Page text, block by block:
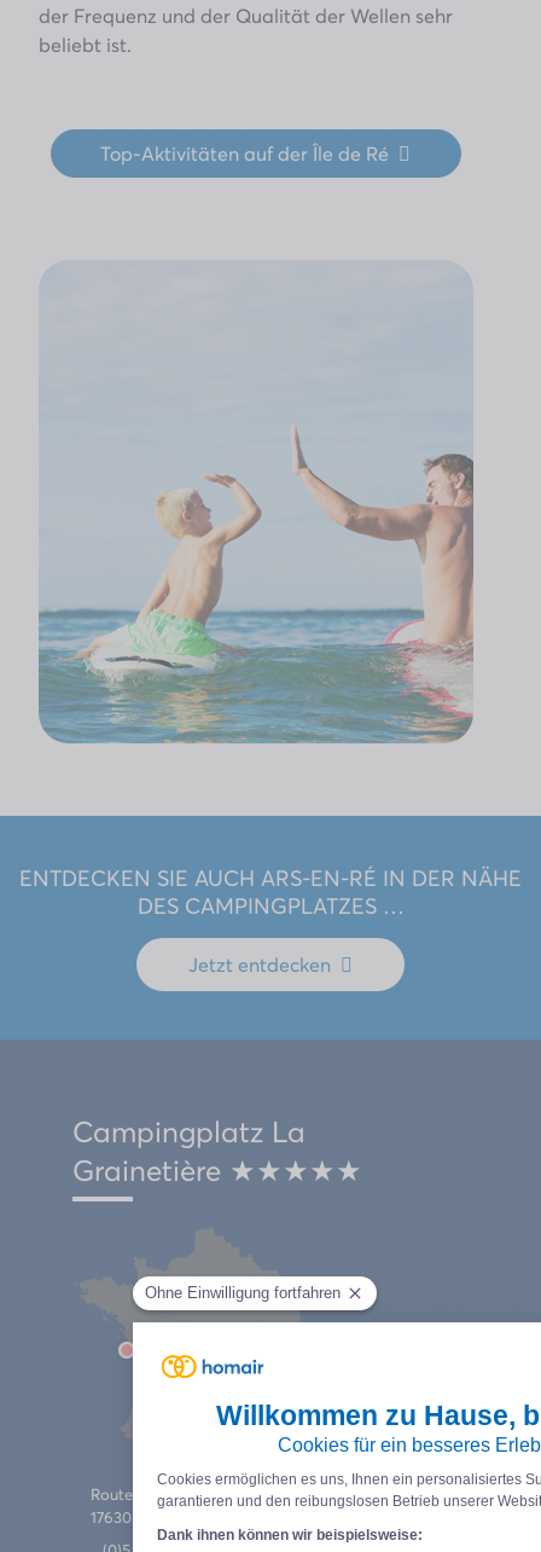
der Frequenz und der Qualität der Wellen sehr
beliebt ist.
Top-Aktivitäten auf der Île de Ré
ENTDECKEN SIE AUCH ARS-EN-RÉ IN DER NÄHE
DES CAMPINGPLATZES …
Jetzt entdecken
Campingplatz La
Grainetière ★★★★★
Route de Saint-Martin – Chemin des Essarts
17630 LA FLOTTE EN RÉ